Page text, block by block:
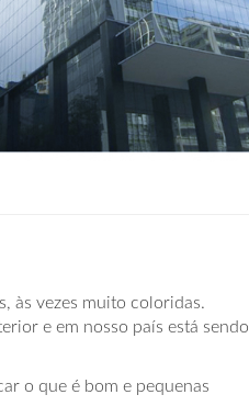
às vezes muito coloridas.
e em nosso país está sendo
o que é bom e pequenas